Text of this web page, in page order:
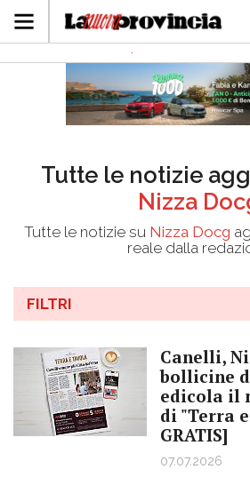
Tutte le notizie
Nizza
Tutte le notizie su Nizza Docg
reale dalla
FILTRI
Canelli,
bollicine
edicola il
di "Terra
GRATIS]
07.07.2026